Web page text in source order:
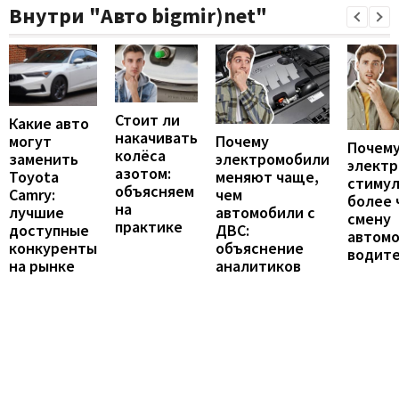
Внутри "Авто bigmir)net"
Какие авто
могут
заменить
Toyota
Camry:
лучшие
доступные
конкуренты
на рынке
Стоит ли
накачивать
колёса
азотом:
объясняем
на
практике
Почему
электромобили
меняют чаще,
чем
автомобили с
ДВС:
объяснение
аналитиков
более
смену